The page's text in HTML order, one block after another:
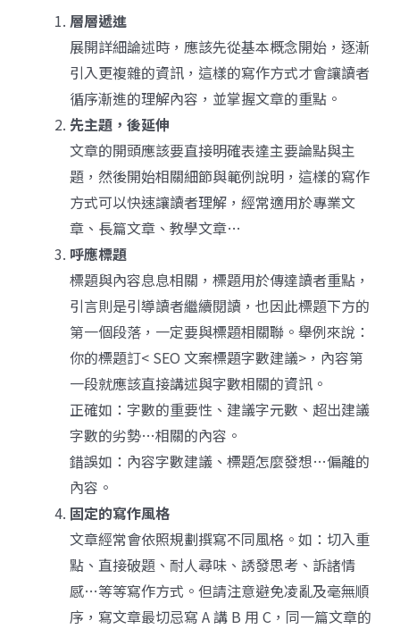
層層遞進
展開詳細論述時，應該先從基本概念開始，逐漸
引入更複雜的資訊，這樣的寫作方式才會讓讀者
循序漸進的理解內容，並掌握文章的重點。
先主題，後延伸
文章的開頭應該要直接明確表達主要論點與主
題，然後開始相關細節與範例說明，這樣的寫作
方式可以快速讓讀者理解，經常適用於專業文
章、長篇文章、教學文章…
呼應標題
標題與內容息息相關，標題用於傳達讀者重點，
引言則是引導讀者繼續閱讀，也因此標題下方的
第一個段落，一定要與標題相關聯。舉例來說：
你的標題訂< SEO 文案標題字數建議>，內容第
一段就應該直接講述與字數相關的資訊。
正確如：字數的重要性、建議字元數、超出建議
字數的劣勢…相關的內容。
錯誤如：內容字數建議、標題怎麼發想…偏離的
內容。
固定的寫作風格
文章經常會依照規劃撰寫不同風格。如：切入重
點、直接破題、耐人尋味、誘發思考、訴諸情
感…等等寫作方式。但請注意避免凌亂及毫無順
序，寫文章最切忌寫 A 講 B 用 C，同一篇文章的